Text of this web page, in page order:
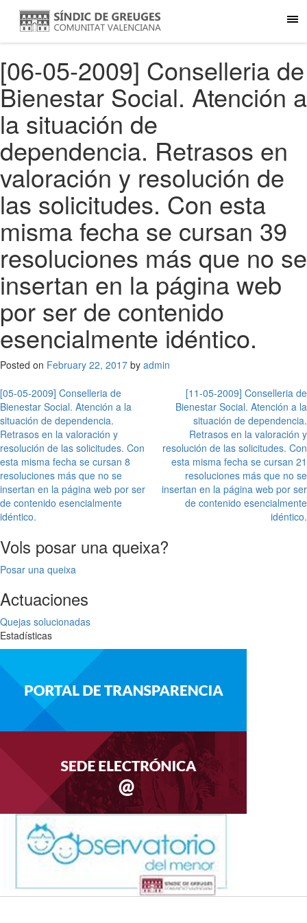
[06-05-2009] Conselleria de
Bienestar Social. Atención a
la situación de
dependencia. Retrasos en
valoración y resolución de
las solicitudes. Con esta
misma fecha se cursan 39
resoluciones más que no se
insertan en la página web
por ser de contenido
esencialmente idéntico.
Posted on February 22, 2017 by admin
Post
navigation
[05-05-2009] Conselleria de
Bienestar Social. Atención a la
situación de dependencia.
Retrasos en la valoración y
resolución de las solicitudes. Con
esta misma fecha se cursan 8
resoluciones más que no se
insertan en la página web por ser
de contenido esencialmente
idéntico.
[11-05-2009] Conselleria de
Bienestar Social. Atención a la
situación de dependencia.
Retrasos en la valoración y
resolución de las solicitudes. Con
esta misma fecha se cursan 21
resoluciones más que no se
insertan en la página web por ser
de contenido esencialmente
idéntico.
Vols posar una queixa?
Posar una queixa
Actuaciones
Quejas solucionadas
Estadísticas